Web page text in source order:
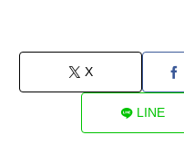
X
LINE